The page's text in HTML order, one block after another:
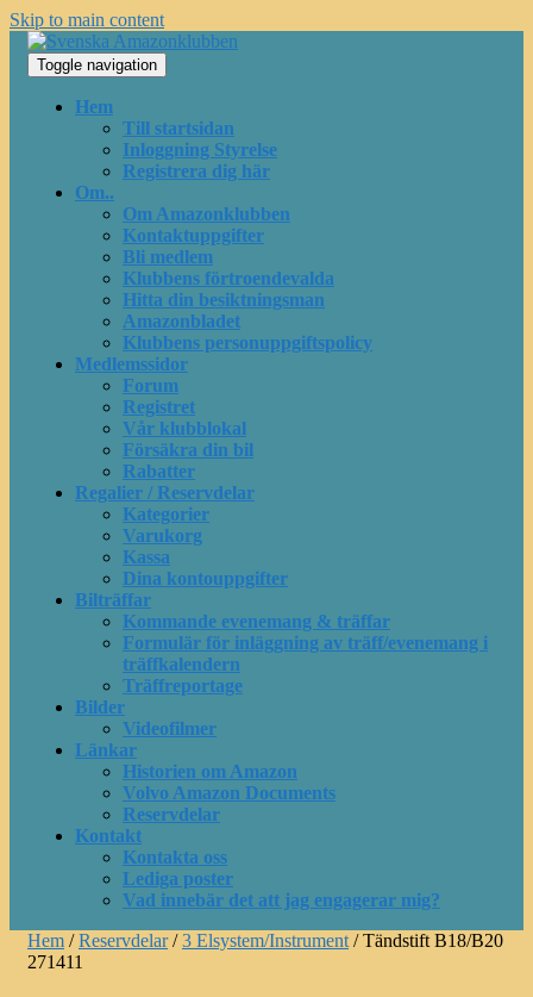
Skip to main content
Toggle navigation
Hem
Till startsidan
Inloggning Styrelse
Registrera dig här
Om..
Om Amazonklubben
Kontaktuppgifter
Bli medlem
Klubbens förtroendevalda
Hitta din besiktningsman
Amazonbladet
Klubbens personuppgiftspolicy
Medlemssidor
Forum
Registret
Vår klubblokal
Försäkra din bil
Rabatter
Regalier / Reservdelar
Kategorier
Varukorg
Kassa
Dina kontouppgifter
Bilträffar
Kommande evenemang & träffar
Formulär för inläggning av träff/evenemang i
träffkalendern
Träffreportage
Bilder
Videofilmer
Länkar
Historien om Amazon
Volvo Amazon Documents
Reservdelar
Kontakt
Kontakta oss
Lediga poster
Vad innebär det att jag engagerar mig?
Hem /Reservdelar/3 Elsystem/Instrument / Tändstift B18/B20
271411